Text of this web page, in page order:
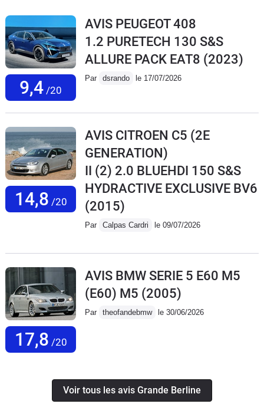
9,4 /20
AVIS PEUGEOT 408
1.2 PURETECH 130 S&S
ALLURE PACK EAT8 (2023)
Par dsrando le 17/07/2026
14,8 /20
AVIS CITROEN C5 (2E
GENERATION)
II (2) 2.0 BLUEHDI 150 S&S
HYDRACTIVE EXCLUSIVE BV6
(2015)
Par Calpas Cardri le 09/07/2026
17,8 /20
AVIS BMW SERIE 5 E60 M5
(E60) M5 (2005)
Par theofandebmw le 30/06/2026
Voir tous les avis Grande Berline